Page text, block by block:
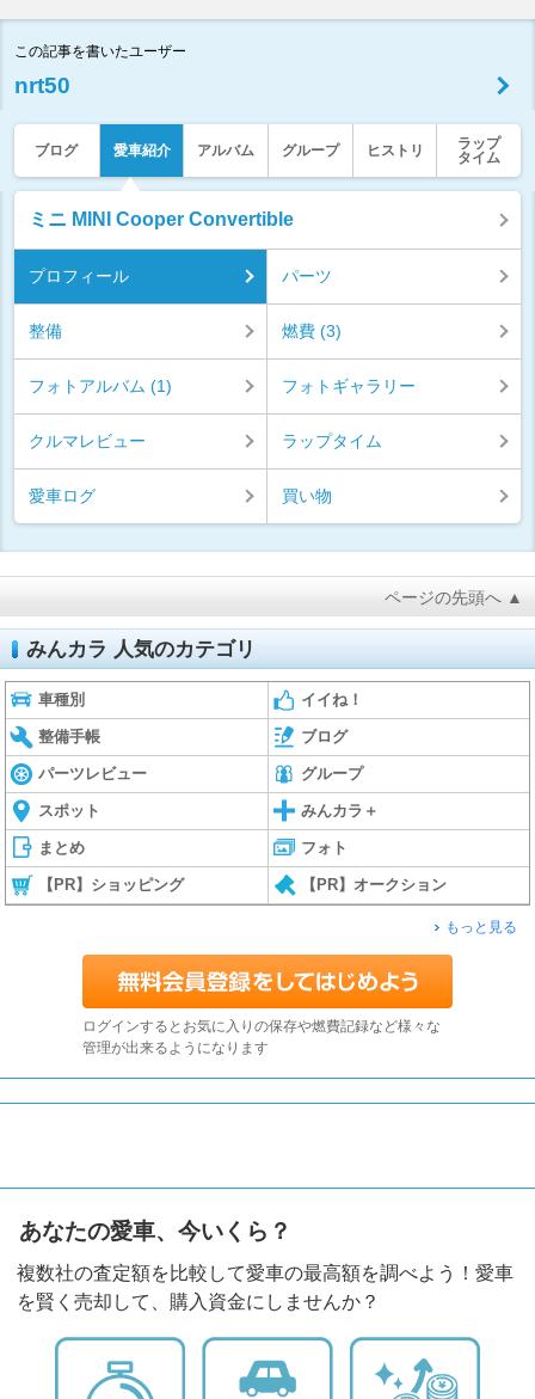
この記事を書いたユーザー
nrt50
ブログ 愛車紹介 アルバム グループ ヒストリ
ラップ
タイム
ミニ MINI Cooper Convertible
プロフィール パーツ
整備 燃費 (3)
フォトアルバム (1) フォトギャラリー
クルマレビュー ラップタイム
愛車ログ 買い物
ページの先頭へ ▲
みんカラ 人気のカテゴリ
車種別 イイね！
整備手帳 ブログ
パーツレビュー グループ
スポット みんカラ＋
まとめ フォト
【PR】ショッピング 【PR】オークション
もっと見る
ログインするとお気に入りの保存や燃費記録など様々な
管理が出来るようになります
あなたの愛車、今いくら？
複数社の査定額を比較して愛車の最高額を調べよう！愛車
を賢く売却して、購入資金にしませんか？